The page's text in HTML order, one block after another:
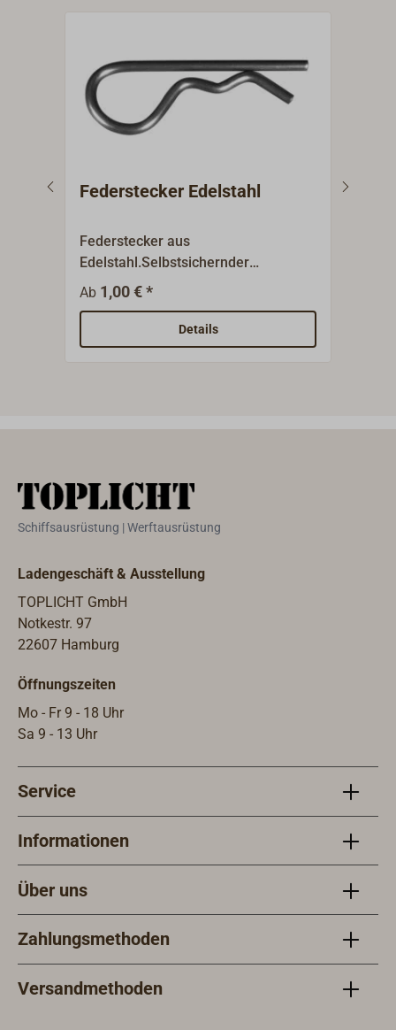
Federstecker Edelstahl
Federstecker aus
Edelstahl.Selbstsichernder
Sicherungssplint für Steckbolzen
oder Wantenspanner.
Ab 1,00 € *
Details
Schiffsausrüstung | Werftausrüstung
Ladengeschäft & Ausstellung
TOPLICHT GmbH
Notkestr. 97
22607 Hamburg
Öffnungszeiten
Mo - Fr 9 - 18 Uhr
Sa 9 - 13 Uhr
Service
Informationen
Über uns
Zahlungsmethoden
Versandmethoden